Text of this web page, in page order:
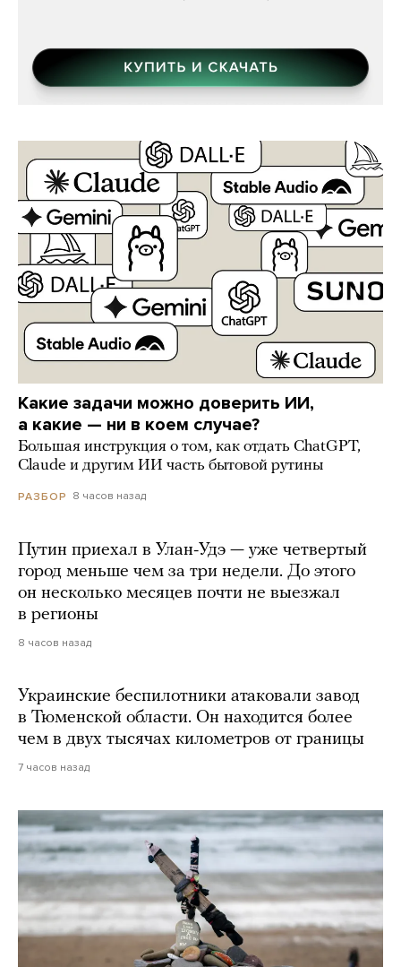
Какие задачи можно доверить ИИ,
а какие — ни в коем случае?
Большая инструкция о том, как отдать ChatGPT,
Claude и другим ИИ часть бытовой рутины
РАЗБОР 8 часов назад
Путин приехал в Улан-Удэ — уже четвертый
город меньше чем за три недели. До этого
он несколько месяцев почти не выезжал
в регионы
8 часов назад
Украинские беспилотники атаковали завод
в Тюменской области. Он находится более
чем в двух тысячах километров от границы
7 часов назад